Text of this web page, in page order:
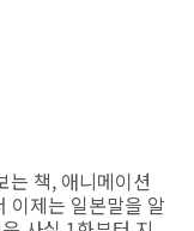
는 책, 애니메이션
이제는 일본말을 알